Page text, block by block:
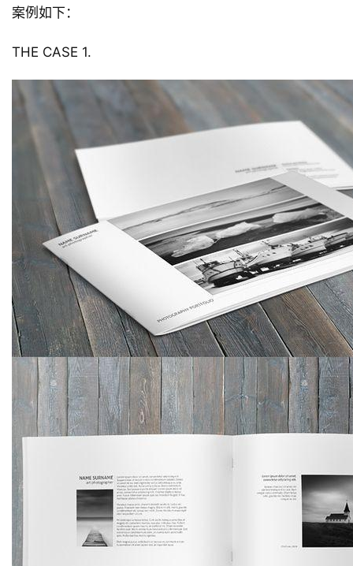
案例如下：
THE CASE 1.